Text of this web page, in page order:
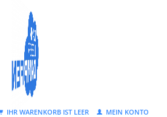
IHR WARENKORB IST LEER MEIN KONTO